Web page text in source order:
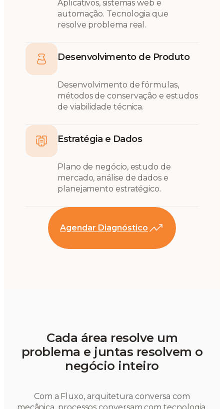
Aplicativos, sistemas web e
automação. Tecnologia que
resolve problema real.
Desenvolvimento de Produto
Desenvolvimento de fórmulas,
métodos de conservação e estudos
de viabilidade técnica.
Estratégia e Dados
Plano de negócio, estudo de
mercado, análise de dados e
planejamento estratégico.
Agendar Diagnóstico
Cada área resolve um
problema e juntas resolvem o
negócio inteiro
Com a Fluxo, arquitetura conversa com